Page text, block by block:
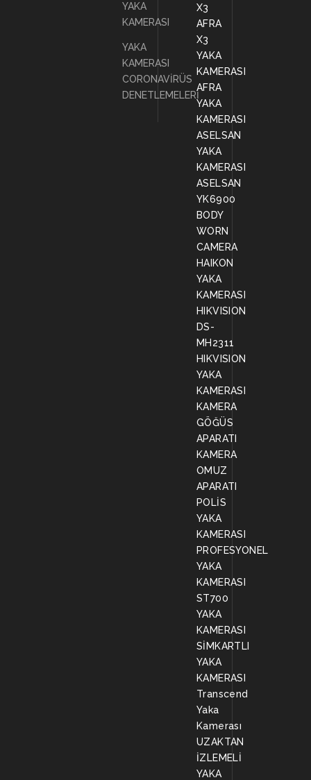
YAKA
KAMERASI
YAKA
KAMERASI
CORONAVİRÜS
DENETLEMELERİ
X3
AFRA
X3
YAKA
KAMERASI
AFRA
YAKA
KAMERASI
ASELSAN
YAKA
KAMERASI
ASELSAN
YK6900
BODY
WORN
CAMERA
HAIKON
YAKA
KAMERASI
HIKVISION
DS-
MH2311
HIKVISION
YAKA
KAMERASI
KAMERA
GÖĞÜS
APARATI
KAMERA
OMUZ
APARATI
POLİS
YAKA
KAMERASI
PROFESYONEL
YAKA
KAMERASI
ST700
YAKA
KAMERASI
SİMKARTLI
YAKA
KAMERASI
Transcend
Yaka
Kamerası
UZAKTAN
İZLEMELİ
YAKA